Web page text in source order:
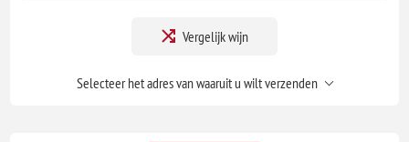
Vergelijk wijn
Selecteer het adres van waaruit u wilt verzenden